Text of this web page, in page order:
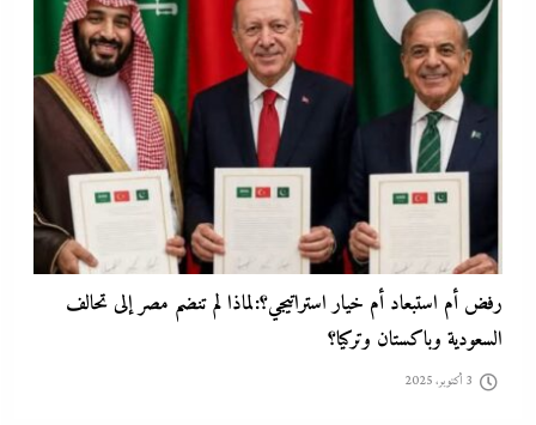
رفض أم استبعاد أم خيار استراتيجي؟:لماذا لم تنضم مصر إلى تحالف
السعودية وباكستان وتركيا؟
3 أكتوبر، 2025